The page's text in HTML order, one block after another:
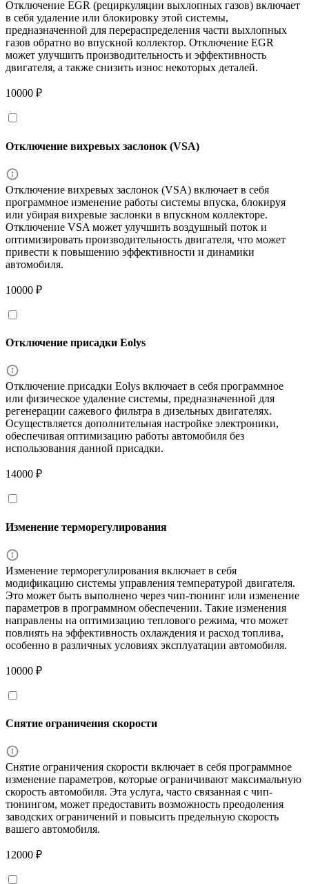
Отключение EGR (рециркуляции выхлопных газов) включает
в себя удаление или блокировку этой системы,
предназначенной для перераспределения части выхлопных
газов обратно во впускной коллектор. Отключение EGR
может улучшить производительность и эффективность
двигателя, а также снизить износ некоторых деталей.
10000 ₽
Отключение вихревых заслонок (VSA)
Отключение вихревых заслонок (VSA) включает в себя
программное изменение работы системы впуска, блокируя
или убирая вихревые заслонки в впускном коллекторе.
Отключение VSA может улучшить воздушный поток и
оптимизировать производительность двигателя, что может
привести к повышению эффективности и динамики
автомобиля.
10000 ₽
Отключение присадки Eolys
Отключение присадки Eolys включает в себя программное
или физическое удаление системы, предназначенной для
регенерации сажевого фильтра в дизельных двигателях.
Осуществляется дополнительная настройке электроники,
обеспечивая оптимизацию работы автомобиля без
использования данной присадки.
14000 ₽
Изменение терморегулирования
Изменение терморегулирования включает в себя
модификацию системы управления температурой двигателя.
Это может быть выполнено через чип-тюнинг или изменение
параметров в программном обеспечении. Такие изменения
направлены на оптимизацию теплового режима, что может
повлиять на эффективность охлаждения и расход топлива,
особенно в различных условиях эксплуатации автомобиля.
10000 ₽
Снятие ограничения скорости
Снятие ограничения скорости включает в себя программное
изменение параметров, которые ограничивают максимальную
скорость автомобиля. Эта услуга, часто связанная с чип-
тюнингом, может предоставить возможность преодоления
заводских ограничений и повысить предельную скорость
вашего автомобиля.
12000 ₽